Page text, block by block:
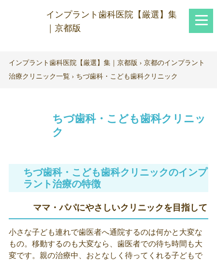
インプラント歯科医院【厳選】集
｜京都版
インプラント歯科医院【厳選】集｜京都版 › 京都のインプラント
治療クリニック一覧 › ちづ歯科・こども歯科クリニック
ちづ歯科・こども歯科クリニッ
ク
ちづ歯科・こども歯科クリニックのインプ
ラント治療の特徴
ママ・パパにやさしいクリニックを目指して
小さな子ども連れで歯医者へ通院するのは何かと大変な
もの。移動するのも大変なら、歯医者での待ち時間も大
変です。親の治療中、おとなしく待ってくれる子どもで